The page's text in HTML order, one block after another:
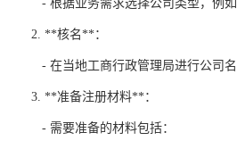
- 根据业务需求选择公司类型，例
2. **核名**：
- 在当地工商行政管理局进行公司
3. **准备注册材料**：
- 需要准备的材料包括：